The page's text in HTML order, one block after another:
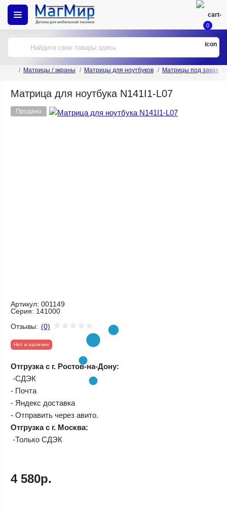
0
Матрицы / экраны Матрицы для ноутбуков Матрицы под заказ
Матрица для ноутбука N141I1-L07
Продано
Артикул: 001149
Серия: 141000
Отзывы: (0)
Нет в наличии
Отгрузка с г. Ростов-на-Дону:
-СДЭК
- Почта
- Яндекс доставка
- Отправить через авито.
Отгрузка с г. Москва:
-Только СДЭК
4 580р.